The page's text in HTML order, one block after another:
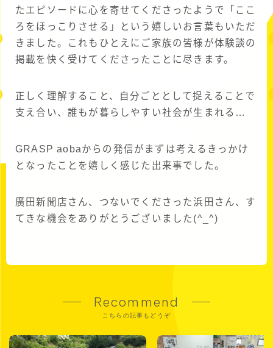
たエピソードに心を寄せてくださったようで「ここ
ろをほっこりさせる」という嬉しいお言葉もいただ
きました。これもひとえにご家族の皆様が体験談の
掲載を快く受けてくださったことに尽きます。
正しく理解すること、自分ごととして捉えることで
支え合い、誰もが暮らしやすい社会が生まれる…
GRASP aobaからの発信がまずは考えるきっかけ
となったことを嬉しく感じた出来事でした。
廣田新聞店さん、つないでくださった浜田さん、す
てきな機会をありがとうございました(^_^)
Recommend
こちらの記事もどうぞ